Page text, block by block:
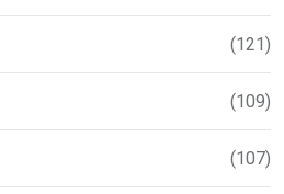
(121)
(109)
(107)